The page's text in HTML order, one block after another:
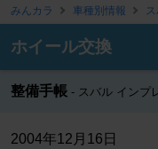
みんカラ 車種別情報
ホイール交換
整備手帳 スバル インプ
2004年12月16日